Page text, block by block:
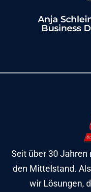
Anja
Business
Seit über 30 Jahren
den Mittelstand.
wir Lösungen,